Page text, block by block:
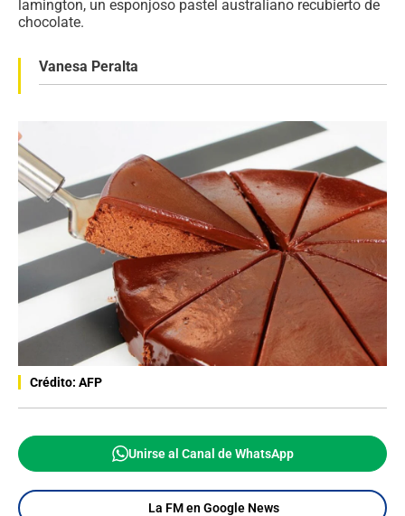
lamington, un esponjoso pastel australiano recubierto de
chocolate.
Vanesa Peralta
Crédito: AFP
Unirse al Canal de WhatsApp
La FM en Google News